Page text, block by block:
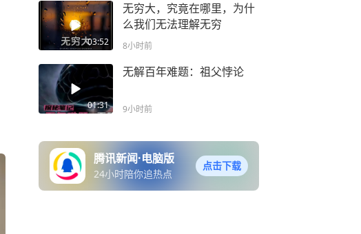
03:52
无穷大，究竟在哪里，为什
么我们无法理解无穷
8小时前
01:31
无解百年难题：祖父悖论
9小时前
腾讯新闻·电脑版
24小时陪你追热点
点击下载